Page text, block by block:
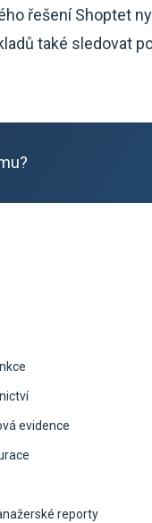
řešení Shoptet
také sledovat
evidence
reporty